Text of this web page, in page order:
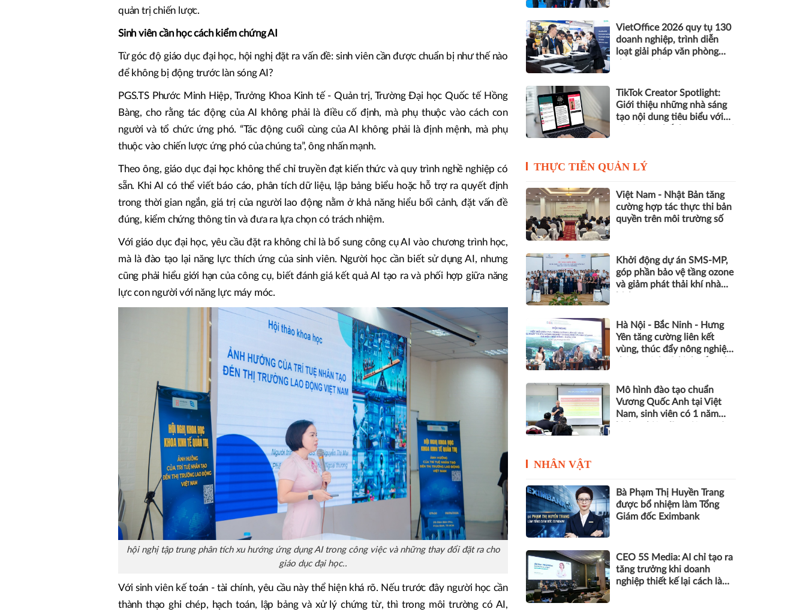
quản trị chiến lược.
Sinh viên cần học cách kiểm chứng AI
Từ góc độ giáo dục đại học, hội nghị đặt ra vấn đề: sinh viên cần được chuẩn bị như thế nào
để không bị động trước làn sóng AI?
PGS.TS Phước Minh Hiệp, Trưởng Khoa Kinh tế - Quản trị, Trường Đại học Quốc tế Hồng
Bàng, cho rằng tác động của AI không phải là điều cố định, mà phụ thuộc vào cách con
người và tổ chức ứng phó. “Tác động cuối cùng của AI không phải là định mệnh, mà phụ
thuộc vào chiến lược ứng phó của chúng ta”, ông nhấn mạnh.
Theo ông, giáo dục đại học không thể chỉ truyền đạt kiến thức và quy trình nghề nghiệp có
sẵn. Khi AI có thể viết báo cáo, phân tích dữ liệu, lập bảng biểu hoặc hỗ trợ ra quyết định
trong thời gian ngắn, giá trị của người lao động nằm ở khả năng hiểu bối cảnh, đặt vấn đề
đúng, kiểm chứng thông tin và đưa ra lựa chọn có trách nhiệm.
Với giáo dục đại học, yêu cầu đặt ra không chỉ là bổ sung công cụ AI vào chương trình học,
mà là đào tạo lại năng lực thích ứng của sinh viên. Người học cần biết sử dụng AI, nhưng
cũng phải hiểu giới hạn của công cụ, biết đánh giá kết quả AI tạo ra và phối hợp giữa năng
lực con người với năng lực máy móc.
hội nghị tập trung phân tích xu hướng ứng dụng AI trong công việc và những thay đổi đặt ra cho
giáo dục đại học..
Với sinh viên kế toán - tài chính, yêu cầu này thể hiện khá rõ. Nếu trước đây người học cần
thành thạo ghi chép, hạch toán, lập bảng và xử lý chứng từ, thì trong môi trường có AI,
VietOffice 2026 quy tụ 130
doanh nghiệp, trình diễn
loạt giải pháp văn phòng
TikTok Creator Spotlight:
Giới thiệu những nhà sáng
tạo nội dung tiêu biểu với
THỰC TIỄN QUẢN LÝ
Việt Nam - Nhật Bản tăng
cường hợp tác thực thi bản
quyền trên môi trường số
Khởi động dự án SMS-MP,
góp phần bảo vệ tầng ozone
và giảm phát thải khí nhà
Hà Nội - Bắc Ninh - Hưng
Yên tăng cường liên kết
vùng, thúc đẩy nông nghiệp
Mô hình đào tạo chuẩn
Vương Quốc Anh tại Việt
Nam, sinh viên có 1 năm
NHÂN VẬT
Bà Phạm Thị Huyền Trang
được bổ nhiệm làm Tổng
Giám đốc Eximbank
CEO 5S Media: AI chỉ tạo ra
tăng trưởng khi doanh
nghiệp thiết kế lại cách làm